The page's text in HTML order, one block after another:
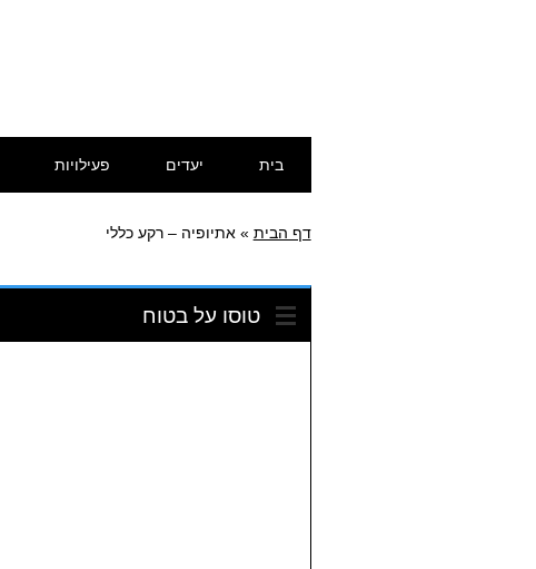
לתוכן
בית יעדים פעילויות
דף הבית »אתיופיה – רקע כללי
טוסו על בטוח